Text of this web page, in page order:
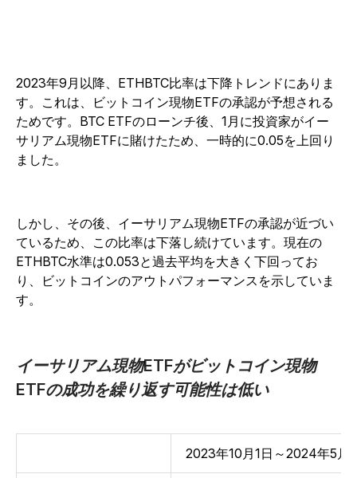
2023年9月以降、ETHBTC比率は下降トレンドにありま
す。これは、ビットコイン現物ETFの承認が予想される
ためです。BTC ETFのローンチ後、1月に投資家がイー
サリアム現物ETFに賭けたため、一時的に0.05を上回り
ました。
しかし、その後、イーサリアム現物ETFの承認が近づい
ているため、この比率は下落し続けています。現在の
ETHBTC水準は0.053と過去平均を大きく下回ってお
り、ビットコインのアウトパフォーマンスを示していま
す。
イーサリアム現物ETFがビットコイン現物
ETFの成功を繰り返す可能性は低い
2023年10月1日～2024年5月